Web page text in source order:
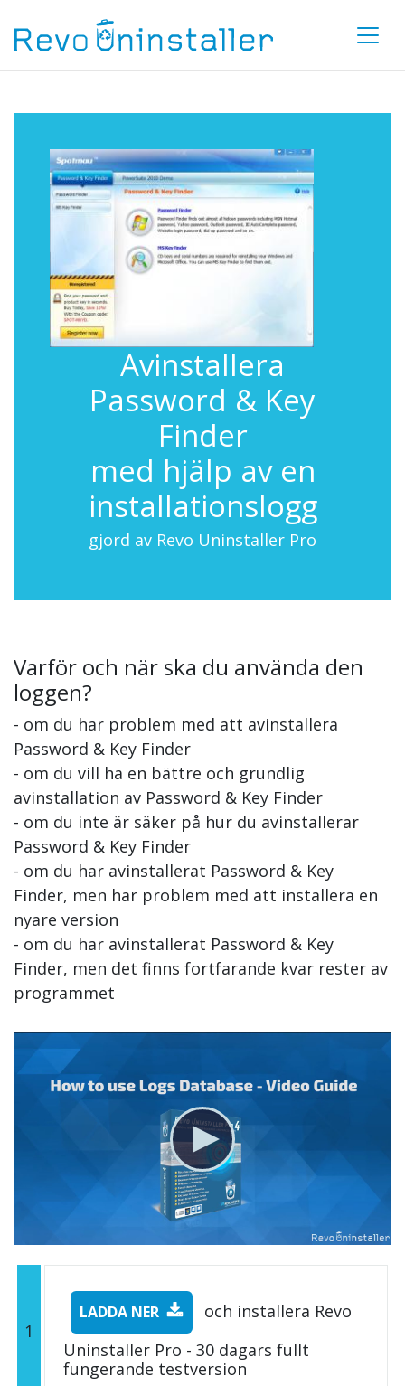
Avinstallera
Password & Key
Finder
med hjälp av en
installationslogg
gjord av Revo Uninstaller Pro
Varför och när ska du använda den
loggen?
- om du har problem med att avinstallera
Password & Key Finder
- om du vill ha en bättre och grundlig
avinstallation av Password & Key Finder
- om du inte är säker på hur du avinstallerar
Password & Key Finder
- om du har avinstallerat Password & Key
Finder, men har problem med att installera en
nyare version
- om du har avinstallerat Password & Key
Finder, men det finns fortfarande kvar rester av
programmet
1
LADDA NER
och installera Revo
Uninstaller Pro - 30 dagars fullt
fungerande testversion